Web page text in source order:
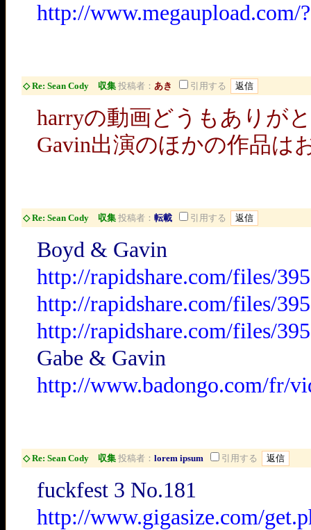
http://www.megaupload.com/
◇ Re: Sean Cody 収集 投稿者： あき 引用する
harryの動画どうもありが
Gavin出演のほかの作品は
◇ Re: Sean Cody 収集 投稿者： 転載 引用する
Boyd & Gavin
http://rapidshare.com/files/
http://rapidshare.com/files/
http://rapidshare.com/files/
Gabe & Gavin
http://www.badongo.com/fr/
◇ Re: Sean Cody 収集 投稿者： lorem ipsum 引用する
fuckfest 3 No.181
http://www.gigasize.com/